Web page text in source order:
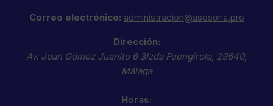
Correo electrónico: administracion@asesoria.pro
Dirección:
Av. Juan Gómez Juanito 6 3Izda Fuengirola, 29640,
Málaga
Horas: